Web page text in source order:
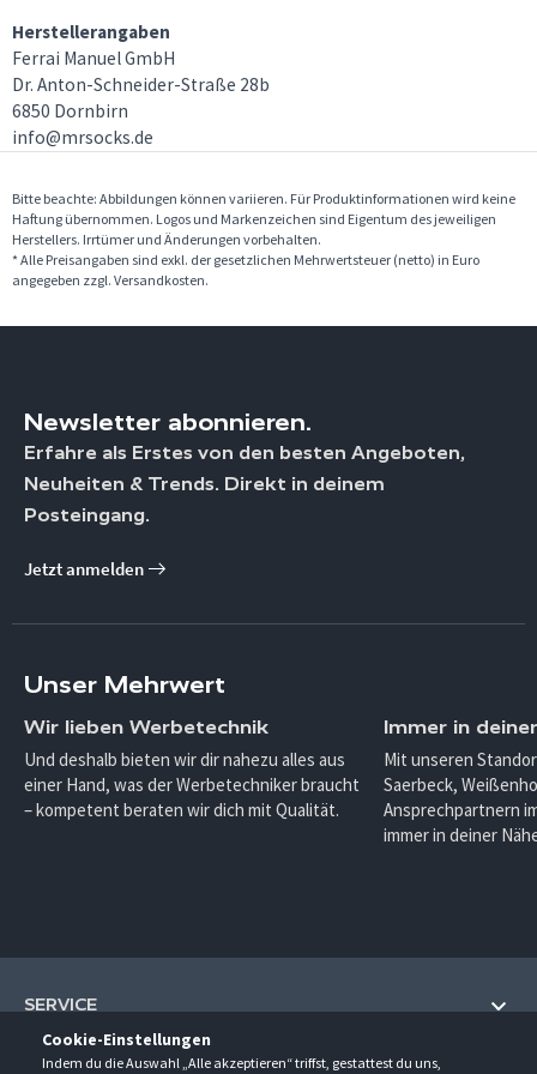
Cookie-Einstellungen
Indem du die Auswahl „Alle akzeptieren“ triffst, gestattest du uns,
Herstellerangaben
Ferrai Manuel GmbH
Dr. Anton-Schneider-Straße 28b
6850 Dornbirn
info@mrsocks.de
Bitte beachte: Abbildungen können variieren. Für Produktinformationen wird keine
Haftung übernommen. Logos und Markenzeichen sind Eigentum des jeweiligen
Herstellers. Irrtümer und Änderungen vorbehalten.
* Alle Preisangaben sind exkl. der gesetzlichen Mehrwertsteuer (netto) in Euro
angegeben zzgl. Versandkosten.
Newsletter abonnieren.
Erfahre als Erstes von den besten Angeboten,
Neuheiten & Trends. Direkt in deinem
Posteingang.
Jetzt anmelden
Unser Mehrwert
Wir lieben Werbetechnik
Und deshalb bieten wir dir nahezu alles aus
einer Hand, was der Werbetechniker braucht
– kompetent beraten wir dich mit Qualität.
Immer in
Mit unseren
Saerbeck,
Ansprechpartnern
immer in deiner
SERVICE
Hilfe und Information
UNTERNEHMEN